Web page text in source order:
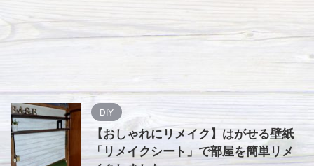
DIY
【おしゃれにリメイク】はがせる壁紙
「リメイクシート」で部屋を簡単リメ